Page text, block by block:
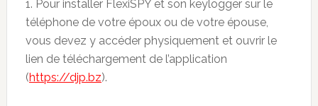
1. Pour installer FlexiSPY et son keylogger sur le
téléphone de votre époux ou de votre épouse,
vous devez y accéder physiquement et ouvrir le
lien de téléchargement de l’application
(https://djp.bz).